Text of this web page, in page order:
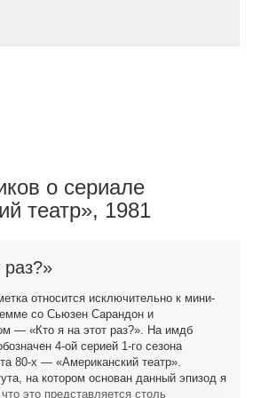
о сериале
театр», 1981
раз?»
относится исключительно к мини-
со Сьюзен Сарандон и
— «Кто я на этот раз?». На имдб
4-ой серией 1-го сезона
80-х — «Американский театр».
на котором основан данный эпизод я
это представляется столь